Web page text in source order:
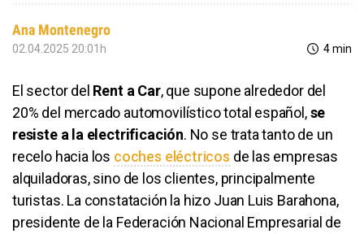
Ana Montenegro
02.04.2025 20:01h 4 min
El sector del Rent a Car, que supone alrededor del
20% del mercado automovilístico total español,se
resiste a la electrificación. No se trata tanto de un
recelo hacia los coches eléctricos de las empresas
alquiladoras, sino de los clientes, principalmente
turistas. La constatación la hizo Juan Luis Barahona,
presidente de la Federación Nacional Empresarial de